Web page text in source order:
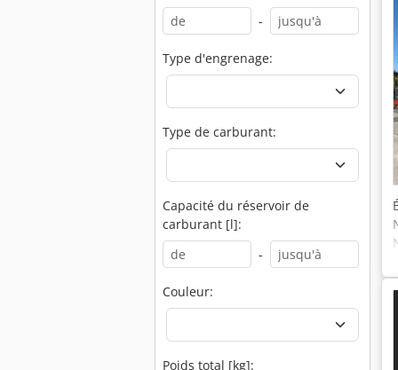
-
Type d'engrenage:
Type de carburant:
Capacité du réservoir de
carburant [l]:
-
Couleur:
Poids total [kg]: